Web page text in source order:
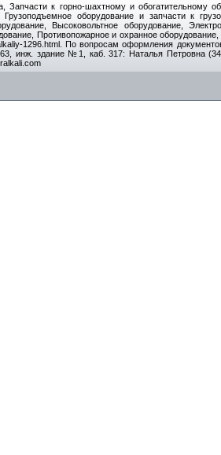
к горно-шахтному и обогатительному
оборудование и запчасти к
Высоковольтное оборудование,
Противопожарное и охранное
1296.html. По вопросам оформления
инж. здание №1, каб. 317: Наталья Петровна